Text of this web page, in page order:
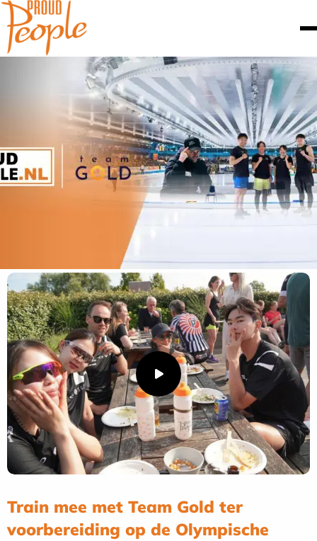
Speel
video
af
Train mee met Team Gold ter
voorbereiding op de Olympische